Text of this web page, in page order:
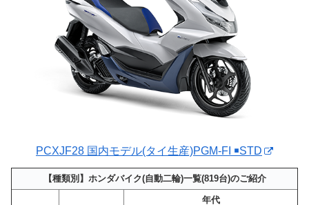
PCXJF28 国内モデル(タイ生産)PGM-FI ￭STD
【種類別】ホンダバイク(自動二輪)一覧(819台)のご紹介
年代